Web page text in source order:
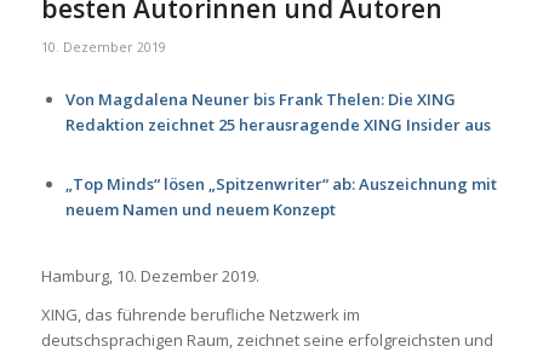
besten Autorinnen und Autoren
10. Dezember 2019
Von Magdalena Neuner bis Frank Thelen: Die XING
Redaktion zeichnet 25 herausragende XING Insider aus
„Top Minds“ lösen „Spitzenwriter“ ab: Auszeichnung mit
neuem Namen und neuem Konzept
Hamburg, 10. Dezember 2019.
XING, das führende berufliche Netzwerk im
deutschsprachigen Raum, zeichnet seine erfolgreichsten und